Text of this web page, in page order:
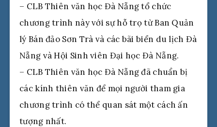
– CLB Thiên văn học Đà Nẵng tổ chức
chương trình này với sự hỗ trọ từ Ban Quản
lý Bán đảo Sơn Trà và các bãi biển du lịch Đà
Nẵng và Hội Sinh viên Đại học Đà Nẵng.
– CLB Thiên văn học Đà Nẵng đã chuẩn bị
các kính thiên văn để mọi người tham gia
chương trình có thể quan sát một cách ấn
tượng nhất.